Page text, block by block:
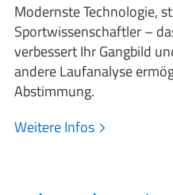
Modernste Technologie,
Sportwissenschaftler –
verbessert Ihr Gangbild
andere Laufanalyse
Abstimmung.
Weitere Infos